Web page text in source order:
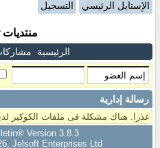
الإستايل الرئيسي التسجيل
منتديات
الرئيسية
رسالة إدارية
عذرا. هناك مشكلة فى ملفات الكوكيز
Version 3.8.3
Jelsoft Enterprises Ltd.